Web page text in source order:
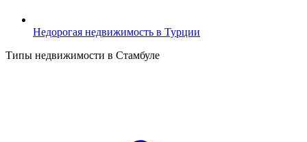
Недорогая недвижимость в Турции
Типы недвижимости в Стамбуле